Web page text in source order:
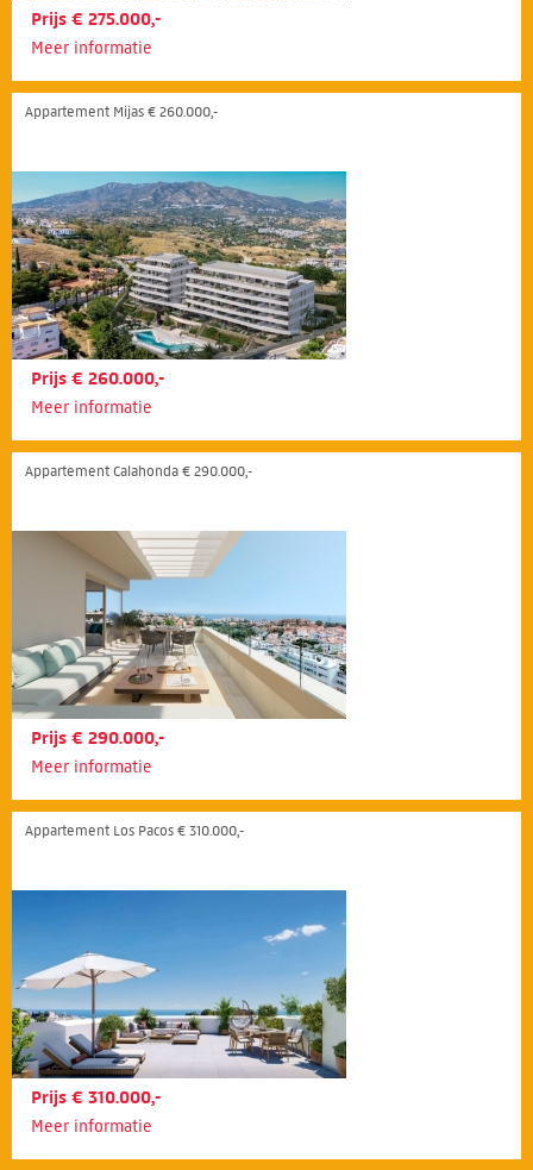
Prijs € 275.000,-
Meer informatie
Appartement Mijas € 260.000,-
Prijs € 260.000,-
Meer informatie
Appartement Calahonda € 290.000,-
Prijs € 290.000,-
Meer informatie
Appartement Los Pacos € 310.000,-
Prijs € 310.000,-
Meer informatie